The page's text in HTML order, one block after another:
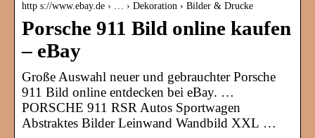
http s://www.ebay.de › … › Dekoration › Bilder & Drucke
Porsche 911 Bild online kaufen
– eBay
Große Auswahl neuer und gebrauchter Porsche
911 Bild online entdecken bei eBay. …
PORSCHE 911 RSR Autos Sportwagen
Abstraktes Bilder Leinwand Wandbild XXL …